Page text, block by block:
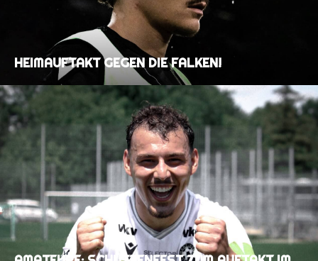
HEIMAUFTAKT GEGEN DIE FALKEN!